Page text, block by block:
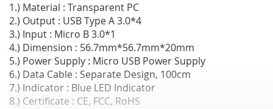
1.) Material : Transparent PC
2.) Output : USB Type A 3.0*4
3.) Input : Micro B 3.0*1
4.) Dimension : 56.7mm*56.7mm*20mm
5.) Power Supply : Micro USB Power Supply
6.) Data Cable : Separate Design, 100cm
7.) Indicator : Blue LED Indicator
8.) Certificate : CE, FCC, RoHS